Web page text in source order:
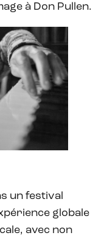
à Don Pullen.
un festival
globale
avec non